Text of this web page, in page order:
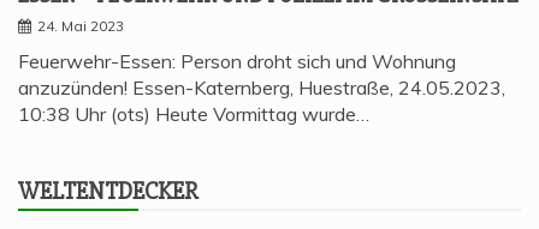
24. Mai 2023
Feuerwehr-Essen: Person droht sich und Wohnung
anzuzünden! Essen-Katernberg, Huestraße, 24.05.2023,
10:38 Uhr (ots) Heute Vormittag wurde…
WELT­ENT­DE­CKER